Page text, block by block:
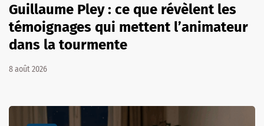
Guillaume Pley : ce que révèlent les
témoignages qui mettent l’animateur
dans la tourmente
8 août 2026